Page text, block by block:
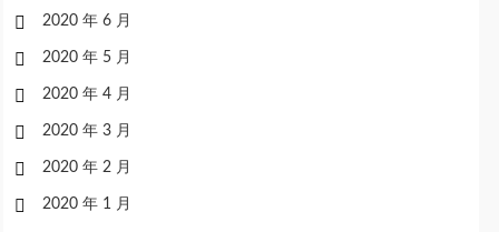
2020 年 6 月
2020 年 5 月
2020 年 4 月
2020 年 3 月
2020 年 2 月
2020 年 1 月